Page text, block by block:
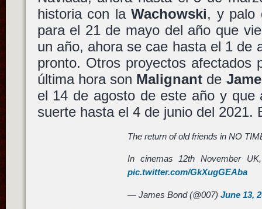
historia con laWachowski, y palo
para el 21 de mayo del año que
un año, ahora se cae hasta el 1
pronto. Otros proyectos afectados
última hora son Malignant de
el 14 de agosto de este año y que
suerte hasta el 4 de junio del 2021.
The return of old friends in NO
In cinemas 12th November
pic.twitter.com/GkXugGEAba
— James Bond (@007)June 13,